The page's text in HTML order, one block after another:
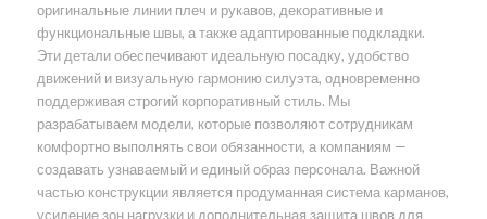
оригинальные линии плеч и рукавов, декоративные и
функциональные швы, а также адаптированные подкладки.
Эти детали обеспечивают идеальную посадку, удобство
движений и визуальную гармонию силуэта, одновременно
поддерживая строгий корпоративный стиль. Мы
разрабатываем модели, которые позволяют сотрудникам
комфортно выполнять свои обязанности, а компаниям —
создавать узнаваемый и единый образ персонала. Важной
частью конструкции является продуманная система карманов,
усиление зон нагрузки и дополнительная защита швов для